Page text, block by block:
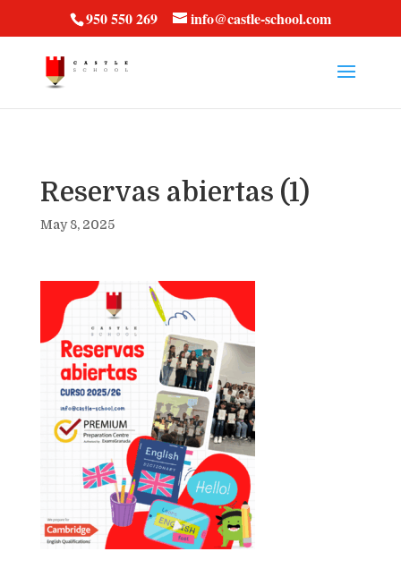
950 550 269 info@castle-school.com
Reservas abiertas (1)
May 8, 2025